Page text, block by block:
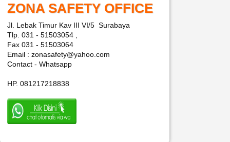
ZONA SAFETY OFFICE
Jl. Lebak Timur Kav III VI/5 Surabaya
Tlp. 031 - 51503054 ,
Fax 031 - 51503064
Email : zonasafety@yahoo.com
Contact - Whatsapp
HP. 081217218838